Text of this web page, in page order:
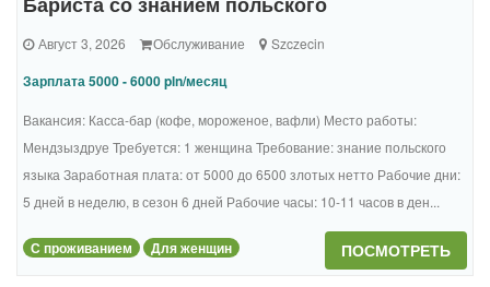
Август 3, 2026 Обслуживание Szczecin
Зарплата 5000 - 6000 pln/месяц
Вакансия: Касса-бар (кофе, мороженое, вафли) Место работы:
Мендзыздруе Требуется: 1 женщина Требование: знание польского
языка Заработная плата: от 5000 до 6500 злотых нетто Рабочие дни:
5 дней в неделю, в сезон 6 дней Рабочие часы: 10-11 часов в ден...
С проживанием Для женщин ПОСМОТРЕТЬ